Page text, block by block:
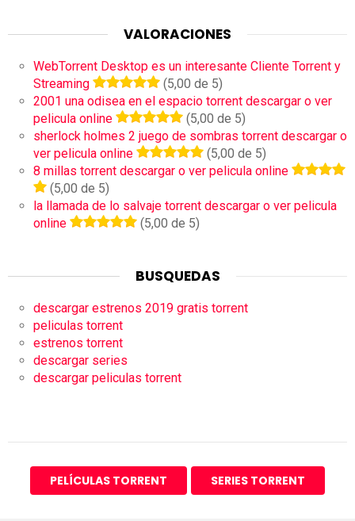
VALORACIONES
WebTorrent Desktop es un interesante Cliente Torrent y
Streaming
(5,00 de 5)
2001 una odisea en el espacio torrent descargar o ver
pelicula online
(5,00 de 5)
sherlock holmes 2 juego de sombras torrent descargar o
ver pelicula online
(5,00 de 5)
8 millas torrent descargar o ver pelicula online
(5,00 de 5)
la llamada de lo salvaje torrent descargar o ver pelicula
online
(5,00 de 5)
BUSQUEDAS
descargar estrenos 2019 gratis torrent
peliculas torrent
estrenos torrent
descargar series
descargar peliculas torrent
PELÍCULAS TORRENT SERIES TORRENT